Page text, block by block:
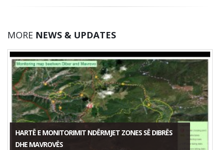
MORE NEWS & UPDATES
HARTË E MONITORIMIT NDËRMJET ZONES SË DIBRËS
DHE MAVROVËS